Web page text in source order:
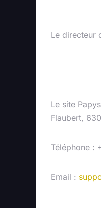
Le directeur
Le site
Flaubert,
Téléphone :
Email :